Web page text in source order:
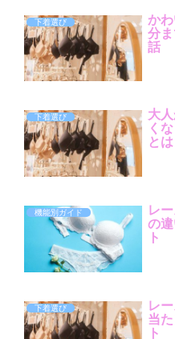
下着選び
か
分
話
下着選び
大
く
とは
機能別ガイド
レ
の
ト
下着選び
レ
当
ト